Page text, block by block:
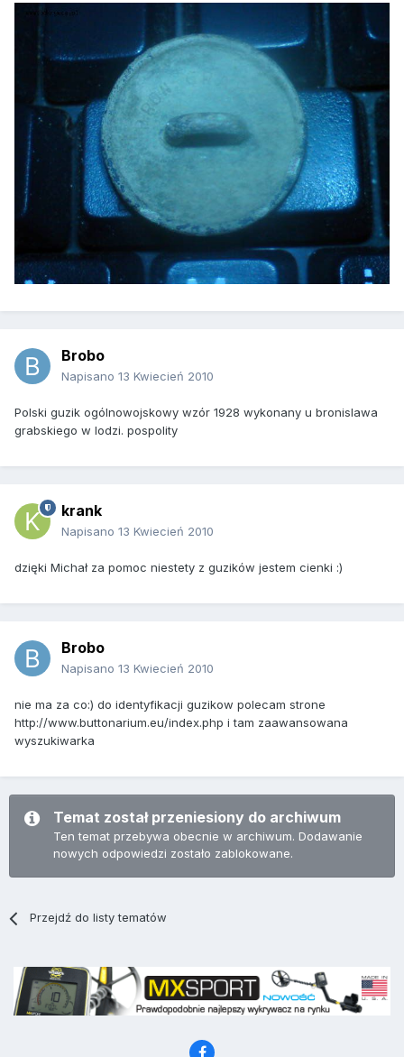
Brobo
Napisano 13 Kwiecień 2010
Polski guzik ogólnowojskowy wzór 1928 wykonany u bronislawa
grabskiego w lodzi. pospolity
krank
Napisano 13 Kwiecień 2010
dzięki Michał za pomoc niestety z guzików jestem cienki :)
Brobo
Napisano 13 Kwiecień 2010
nie ma za co:) do identyfikacji guzikow polecam strone
http://www.buttonarium.eu/index.php i tam zaawansowana
wyszukiwarka
Temat został przeniesiony do archiwum
Ten temat przebywa obecnie w archiwum. Dodawanie
nowych odpowiedzi zostało zablokowane.
Przejdź do listy tematów